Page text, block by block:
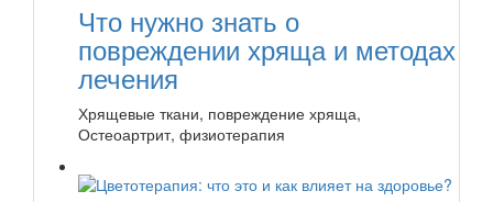
Что нужно знать о
повреждении хряща и методах
лечения
Хрящевые ткани, повреждение хряща,
Остеоартрит, физиотерапия